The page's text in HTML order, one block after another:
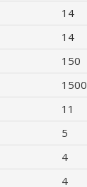
14
14
150
1500
11
5
4
4